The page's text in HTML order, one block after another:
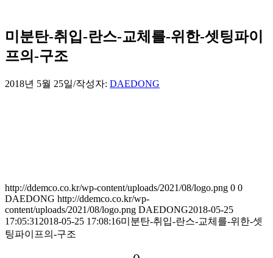
미분탄-취입-란스-교체를-위한-셋팅파이
프의-구조
2018년 5월 25일/작성자: DAEDONG
http://ddemco.co.kr/wp-content/uploads/2021/08/logo.png 0 0
DAEDONG http://ddemco.co.kr/wp-
content/uploads/2021/08/logo.png DAEDONG2018-05-25
17:05:31 2018-05-25 17:08:16미분탄-취입-란스-교체를-위한-셋
팅파이프의-구조